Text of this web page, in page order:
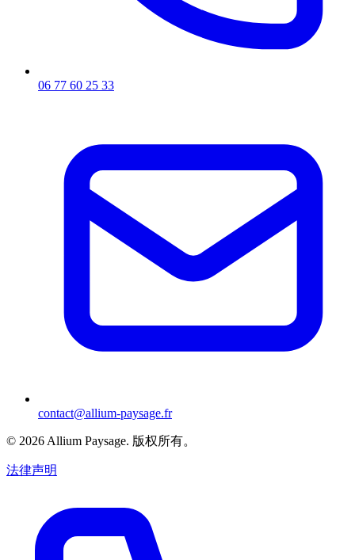
06 77 60 25 33
contact@allium-paysage.fr
© 2026 Allium Paysage. 版权所有。
法律声明